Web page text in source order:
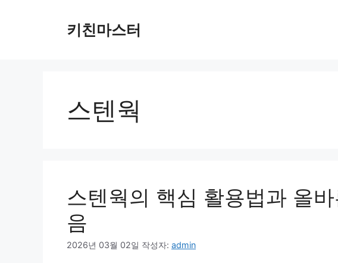
키친마스터
스텐웍
스텐웍의 핵심 활용법과 올
음
2026년 03월 02일 작성자: admin